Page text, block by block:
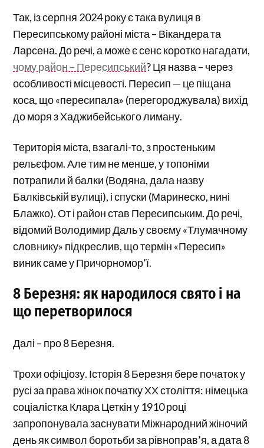
Так, із серпня 2024 року є така вулиця в
Пересипському районі міста – Вікандера та
Ларсена. До речі, а може є сенс коротко нагадати,
чому район – Пересипський? Ця назва – через
особливості місцевості. Пересип — це піщана
коса, що «пересипала» (перегороджувала) вихід
до моря з Хаджибейського лиману.
Територія міста, взагалі-то, з простеньким
рельєфом. Але тим не менше, у топоніми
потрапили й балки (Водяна, дала назву
Балківській вулиці), і спуски (Маринеско, нині
Блажко). От і район став Пересипським. До речі,
відомий Володимир Даль у своєму «Тлумачному
словнику» підкреслив, що термін «Пересип»
виник саме у Причорномор’ї.
8 Березня: як народилося свято і на
що перетворилося
Далі – про 8 Березня.
Трохи офіціозу. Історія 8 Березня бере початок у
русі за права жінок початку ХХ століття: німецька
соціалістка Клара Цеткін у 1910 році
запропонувала заснувати Міжнародний жіночий
день як символ боротьби за рівноправ’я, а дата 8